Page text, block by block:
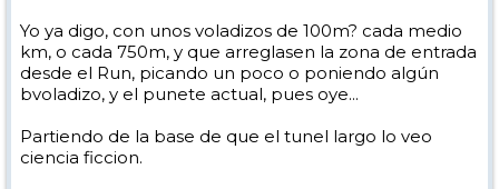
Yo ya digo, con unos voladizos de 100m? cada medio
km, o cada 750m, y que arreglasen la zona de entrada
desde el Run, picando un poco o poniendo algún
bvoladizo, y el punete actual, pues oye...
Partiendo de la base de que el tunel largo lo veo
ciencia ficcion.